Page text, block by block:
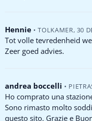
Hennie • TOLKAMER, 30
Tot volle tevredenheid
Zeer goed advies.
andrea boccelli •
Ho comprato una
Sono rimasto molto
questo sito. Grazie e